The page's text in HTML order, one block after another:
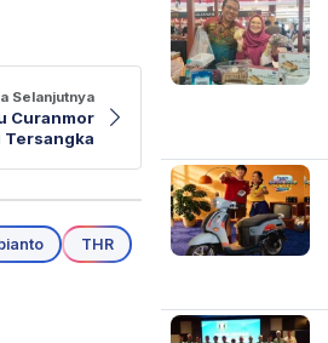
Selanjutnya
Curanmor
Tersangka
THR